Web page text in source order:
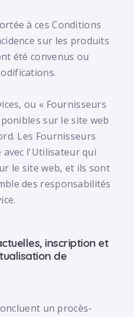
à ces Conditions
sur les produits
été convenus ou
ou « Fournisseurs
sur le site web
Les Fournisseurs
l'Utilisateur qui
le site web, et ils sont
des responsabilités
inscription et
de
un procès-